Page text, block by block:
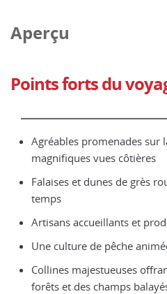
Aperçu
Points forts du
Agréables promenades sur
magnifiques vues côtières
Falaises et dunes de grès
temps
Artisans accueillants et
Une culture de pêche
Collines majestueuses
forêts et des champs